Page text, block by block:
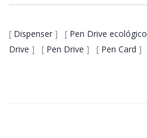
[ Dispenser ] [ Pen Drive ecológico
Drive ] [ Pen Drive ] [ Pen Card ]